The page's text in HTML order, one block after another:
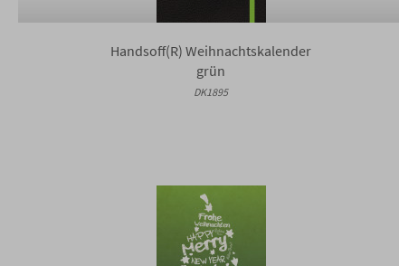
Handsoff(R) Weihnachtskalender
grün
DK1895